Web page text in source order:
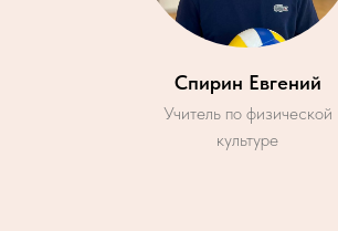
Спирин Евгений
Учитель по физической
культуре